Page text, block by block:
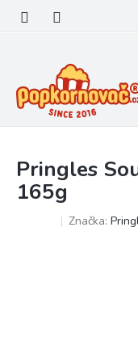
obsah
Pringles
165g
Značka: